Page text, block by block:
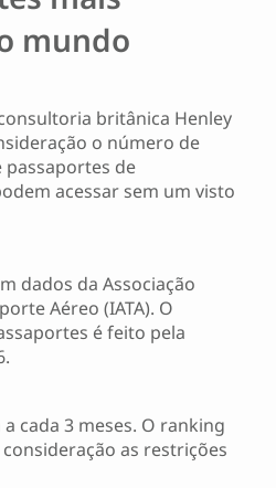
mundo
britânica Henley
o número de
de
acessar sem um visto
dados da Associação
Aéreo (IATA). O
é feito pela
cada 3 meses. O ranking
as restrições